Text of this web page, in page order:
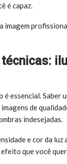
é capaz.
imagem
técnicas:
essencial. Saber
de
indesejadas.
e cor da luz
que você